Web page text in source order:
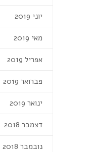
יוני 2019
מאי 2019
אפריל 2019
פברואר 2019
ינואר 2019
דצמבר 2018
נובמבר 2018